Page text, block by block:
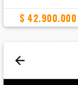
$ 42.900.000